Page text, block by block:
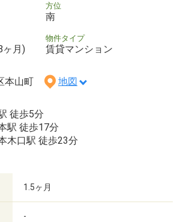
方位
南
ヶ月)
物件タイプ
賃貸マンション
本山町 地図
徒歩5分
駅 徒歩17分
木口駅 徒歩23分
1.5ヶ月
-